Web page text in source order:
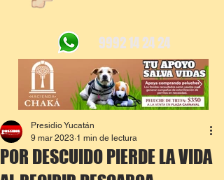
9992 14 24 24
POR DESCUIDO PIERDE LA VIDA
Presidio Yucatán
9 mar 2023 1 min de lectura